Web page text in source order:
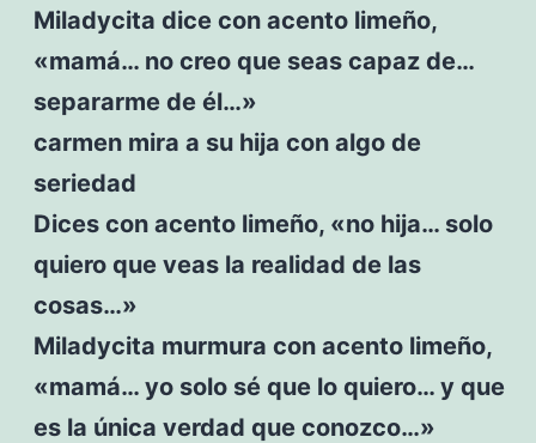
Miladycita dice con acento limeño,
«mamá… no creo que seas capaz de…
separarme de él…»
carmen mira a su hija con algo de
seriedad
Dices con acento limeño, «no hija… solo
quiero que veas la realidad de las
cosas…»
Miladycita murmura con acento limeño,
«mamá… yo solo sé que lo quiero… y que
es la única verdad que conozco…»